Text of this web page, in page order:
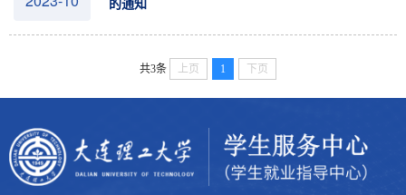
共3条 上页 1 下页